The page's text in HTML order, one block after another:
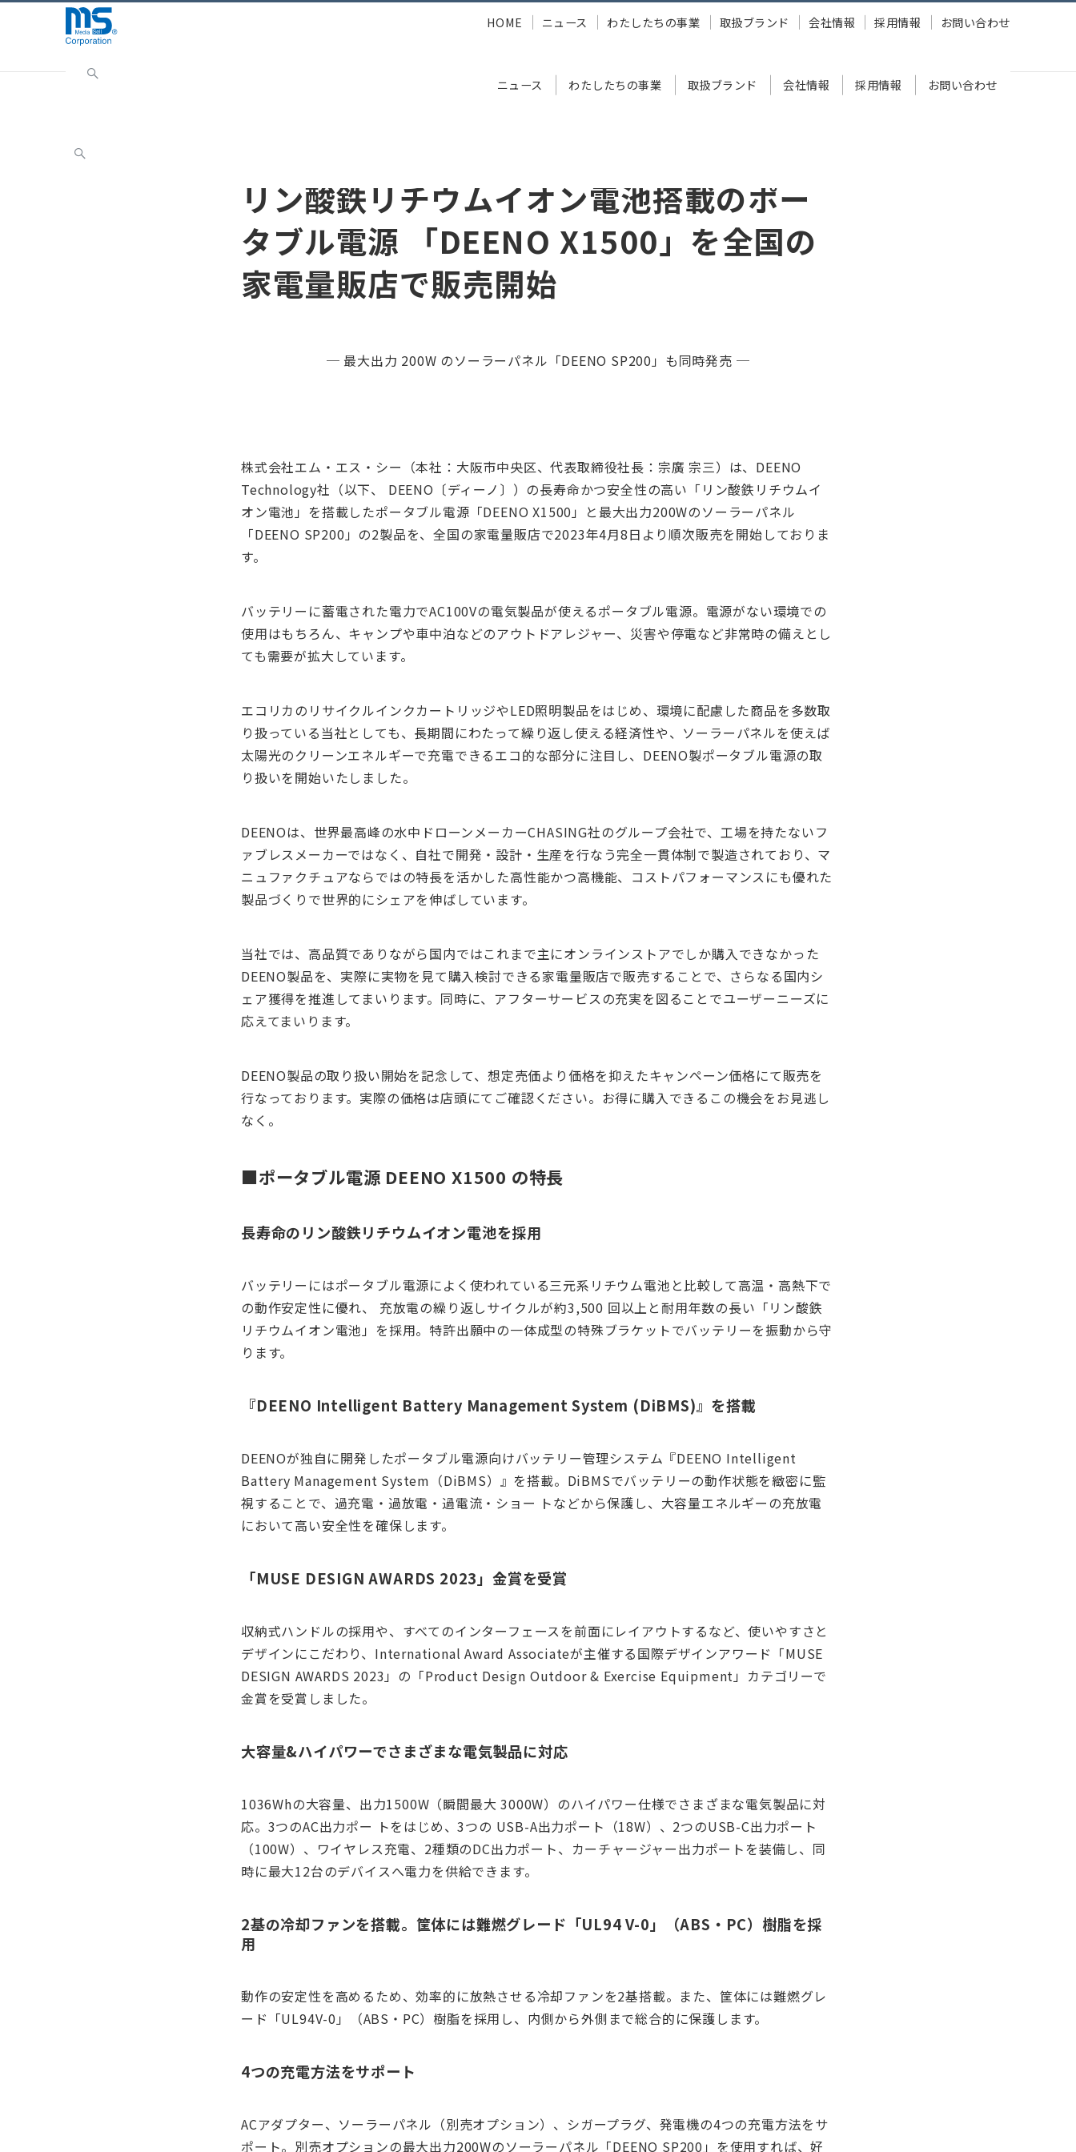
ニュース わたしたちの事業 取扱ブランド 会社情報 採用情報 お問い合わせ
HOME ニュース わたしたちの事業 取扱ブランド 会社情報 採用情報 お問い合わせ
リン酸鉄リチウムイオン電池搭載のポータブル電源 「DEENO X1500」を全国の家電量販店で販売開始
リン酸鉄リチウムイオン電池搭載のポー
タブル電源 「DEENO X1500」を全国の
家電量販店で販売開始
─ 最大出力 200W のソーラーパネル「DEENO SP200」も同時発売 ─
株式会社エム・エス・シー（本社：大阪市中央区、代表取締役社長：宗廣 宗三）は、DEENO
Technology社（以下、 DEENO〔ディーノ〕）の長寿命かつ安全性の高い「リン酸鉄リチウムイ
オン電池」を搭載したポータブル電源「DEENO X1500」と最大出力200Wのソーラーパネル
「DEENO SP200」の2製品を、全国の家電量販店で2023年4月8日より順次販売を開始しておりま
す。
バッテリーに蓄電された電力でAC100Vの電気製品が使えるポータブル電源。電源がない環境での
使用はもちろん、キャンプや車中泊などのアウトドアレジャー、災害や停電など非常時の備えとし
ても需要が拡大しています。
エコリカのリサイクルインクカートリッジやLED照明製品をはじめ、環境に配慮した商品を多数取
り扱っている当社としても、長期間にわたって繰り返し使える経済性や、ソーラーパネルを使えば
太陽光のクリーンエネルギーで充電できるエコ的な部分に注目し、DEENO製ポータブル電源の取
り扱いを開始いたしました。
DEENOは、世界最高峰の水中ドローンメーカーCHASING社のグループ会社で、工場を持たないフ
ァブレスメーカーではなく、自社で開発・設計・生産を行なう完全一貫体制で製造されており、マ
ニュファクチュアならではの特長を活かした高性能かつ高機能、コストパフォーマンスにも優れた
製品づくりで世界的にシェアを伸ばしています。
当社では、高品質でありながら国内ではこれまで主にオンラインストアでしか購入できなかった
DEENO製品を、実際に実物を見て購入検討できる家電量販店で販売することで、さらなる国内シ
ェア獲得を推進してまいります。同時に、アフターサービスの充実を図ることでユーザーニーズに
応えてまいります。
DEENO製品の取り扱い開始を記念して、想定売価より価格を抑えたキャンペーン価格にて販売を
行なっております。実際の価格は店頭にてご確認ください。お得に購入できるこの機会をお見逃し
なく。
■ポータブル電源 DEENO X1500 の特長
長寿命のリン酸鉄リチウムイオン電池を採用
バッテリーにはポータブル電源によく使われている三元系リチウム電池と比較して高温・高熱下で
の動作安定性に優れ、 充放電の繰り返しサイクルが約3,500 回以上と耐用年数の長い「リン酸鉄
リチウムイオン電池」を採用。特許出願中の一体成型の特殊ブラケットでバッテリーを振動から守
ります。
『DEENO Intelligent Battery Management System (DiBMS)』を搭載
DEENOが独自に開発したポータブル電源向けバッテリー管理システム『DEENO Intelligent
Battery Management System（DiBMS）』を搭載。DiBMSでバッテリーの動作状態を緻密に監
視することで、過充電・過放電・過電流・ショー トなどから保護し、大容量エネルギーの充放電
において高い安全性を確保します。
「MUSE DESIGN AWARDS 2023」金賞を受賞
収納式ハンドルの採用や、すべてのインターフェースを前面にレイアウトするなど、使いやすさと
デザインにこだわり、International Award Associateが主催する国際デザインアワード「MUSE
DESIGN AWARDS 2023」の「Product Design Outdoor & Exercise Equipment」カテゴリーで
金賞を受賞しました。
大容量&ハイパワーでさまざまな電気製品に対応
1036Whの大容量、出力1500W（瞬間最大 3000W）のハイパワー仕様でさまざまな電気製品に対
応。3つのAC出力ポー トをはじめ、3つの USB-A出力ポート（18W）、2つのUSB-C出力ポート
（100W）、ワイヤレス充電、2種類のDC出力ポート、カーチャージャー出力ポートを装備し、同
時に最大12台のデバイスへ電力を供給できます。
2基の冷却ファンを搭載。筐体には難燃グレード「UL94 V-0」（ABS・PC）樹脂を採
用
動作の安定性を高めるため、効率的に放熱させる冷却ファンを2基搭載。また、筐体には難燃グレ
ード「UL94V-0」（ABS・PC）樹脂を採用し、内側から外側まで総合的に保護します。
4つの充電方法をサポート
ACアダプター、ソーラーパネル（別売オプション）、シガープラグ、発電機の4つの充電方法をサ
ポート。別売オプションの最大出力200Wのソーラーパネル「DEENO SP200」を使用すれば、好